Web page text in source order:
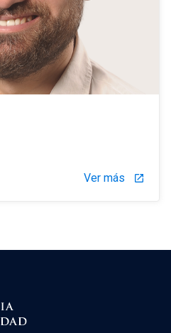
Ver más launch